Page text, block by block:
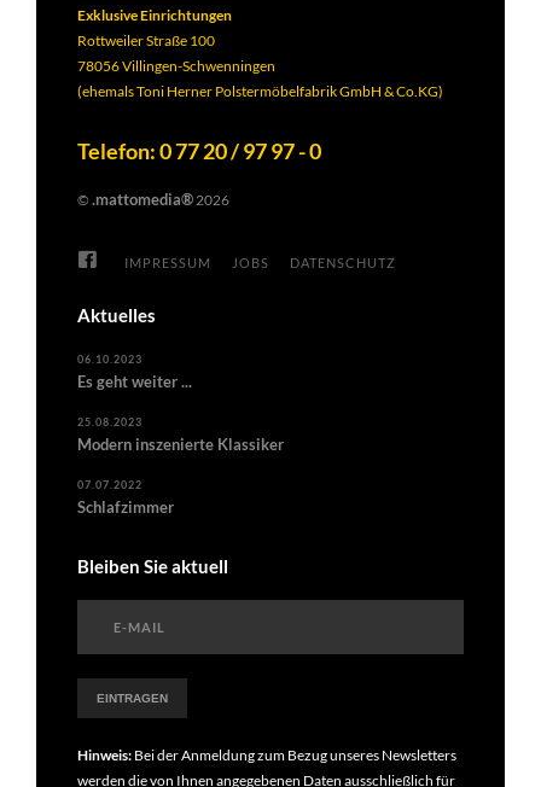
Exklusive Einrichtungen
Rottweiler Straße 100
78056 Villingen-Schwenningen
(ehemals Toni Herner Polstermöbelfabrik GmbH & Co.KG)
Telefon: 0 77 20 / 97 97 - 0
© .mattomedia® 2026
IMPRESSUM JOBS DATENSCHUTZ
Aktuelles
06.10.2023
Es geht weiter ...
25.08.2023
Modern inszenierte Klassiker
07.07.2022
Schlafzimmer
Bleiben Sie aktuell
Hinweis: Bei der Anmeldung zum Bezug unseres Newsletters
werden die von Ihnen angegebenen Daten ausschließlich für